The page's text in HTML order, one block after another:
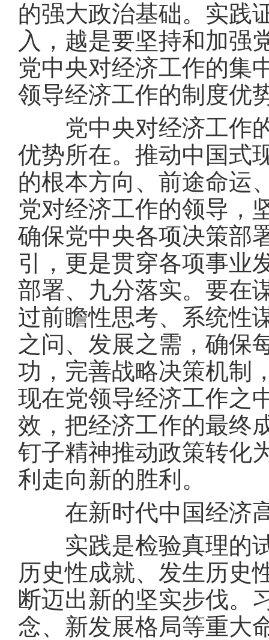
的强大政治基础。实践
入，越是要坚持和加强
党中央对经济工作的集
领导经济工作的制度优
党中央对经济工作的
优势所在。推动中国式
的根本方向、前途命运
党对经济工作的领导，
确保党中央各项决策部
引，更是贯穿各项事业
部署、九分落实。要在
过前瞻性思考、系统性
之问、发展之需，确保
功，完善战略决策机制
现在党领导经济工作之
效，把经济工作的最终
钉子精神推动政策转化
利走向新的胜利。
在新时代中国经济高
实践是检验真理的试
历史性成就、发生历史
断迈出新的坚实步伐。
念、新发展格局等重大